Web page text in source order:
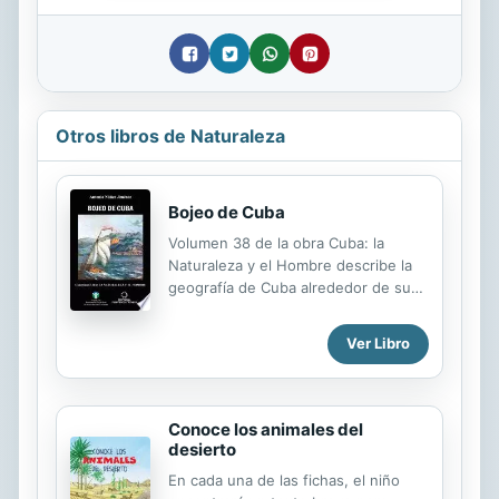
Otros libros de Naturaleza
Bojeo de Cuba
Volumen 38 de la obra Cuba: la
Naturaleza y el Hombre describe la
geografía de Cuba alrededor de sus
viajes de bojeo que realizara el autor
en los años de las décadas de 1960 y
1970.
Ver Libro
Conoce los animales del
desierto
En cada una de las fichas, el niño